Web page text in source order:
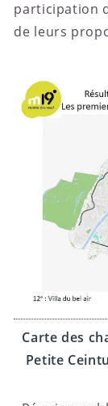
participation
de leurs
Carte des
Petite